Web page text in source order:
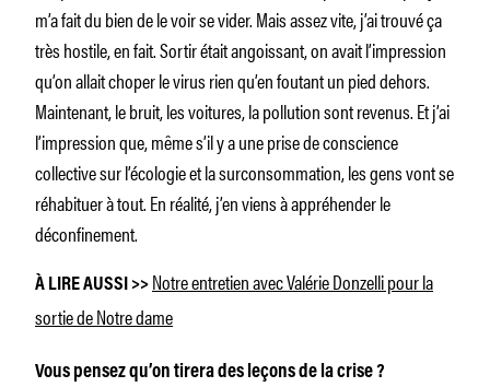
m’a fait du bien de le voir se vider. Mais assez vite, j’ai trouvé ça
très hostile, en fait. Sortir était angoissant, on avait l’impression
qu’on allait choper le virus rien qu’en foutant un pied dehors.
Maintenant, le bruit, les voitures, la pollution sont revenus. Et j’ai
l’impression que, même s’il y a une prise de conscience
collective sur l’écologie et la surconsommation, les gens vont se
réhabituer à tout. En réalité, j’en viens à appréhender le
déconfinement.
À LIRE AUSSI >> Notre entretien avec Valérie Donzelli pour la
sortie deNotre dame
Vous pensez qu’on tirera des leçons de la crise ?